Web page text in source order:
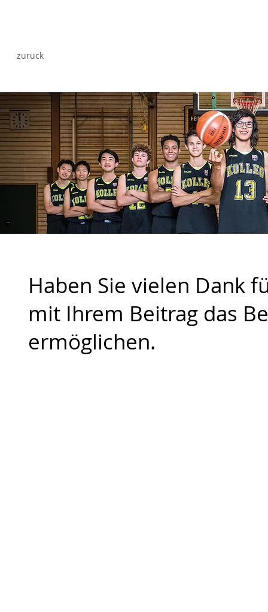
zurück
zurück
Haben Sie vielen Dank
mit Ihrem Beitrag das
ermöglichen.